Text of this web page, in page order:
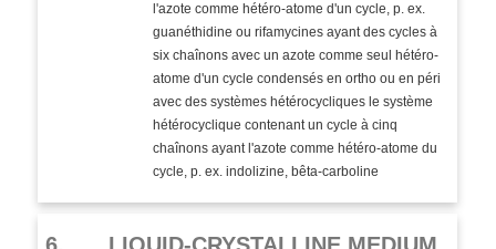
l'azote comme hétéro-atome d'un cycle, p. ex.
guanéthidine ou rifamycines ayant des cycles à
six chaînons avec un azote comme seul hétéro-
atome d'un cycle condensés en ortho ou en péri
avec des systèmes hétérocycliques le système
hétérocyclique contenant un cycle à cinq
chaînons ayant l'azote comme hétéro-atome du
cycle, p. ex. indolizine, bêta-carboline